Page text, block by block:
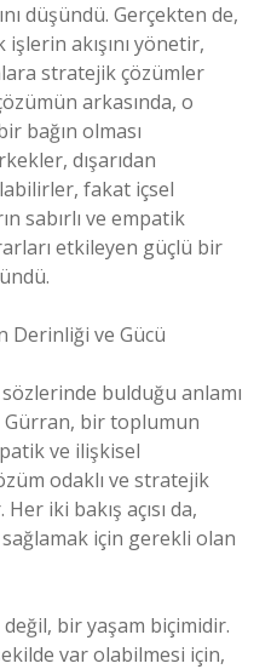
düşündü. Gerçekten de,
akışını yönetir,
stratejik çözümler
arkasında, o
bağın olması
dışarıdan
fakat içsel
sabırlı ve empatik
etkileyen güçlü bir
Derinliği ve Gücü
bulduğu anlamı
Gürran, bir toplumun
ve ilişkisel
odaklı ve stratejik
iki bakış açısı da,
için gerekli olan
bir yaşam biçimidir.
var olabilmesi için,